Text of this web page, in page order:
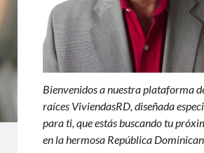
Bienvenidos a nuestra plataforma
raíces ViviendasRD, diseñada
para ti, que estás buscando tu
en la hermosa República